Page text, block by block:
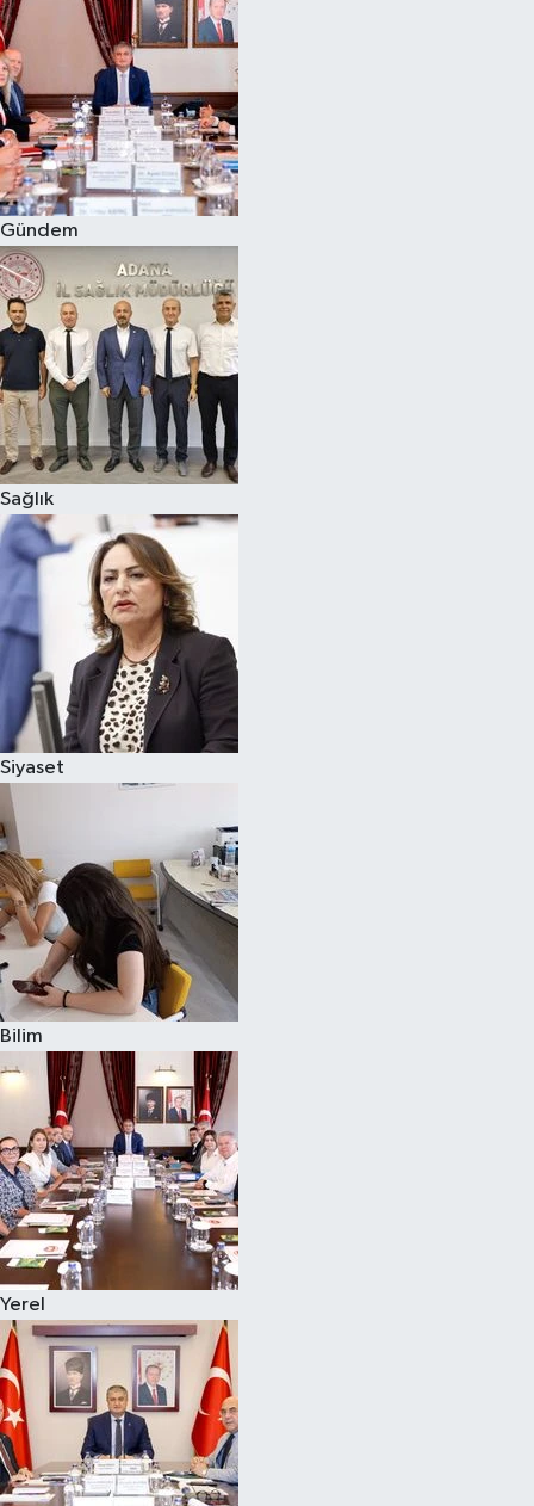
Gündem
Sağlık
Siyaset
Bilim
Yerel